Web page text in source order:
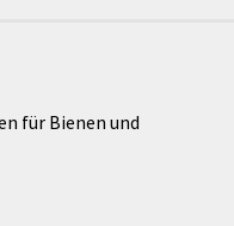
für Bienen und